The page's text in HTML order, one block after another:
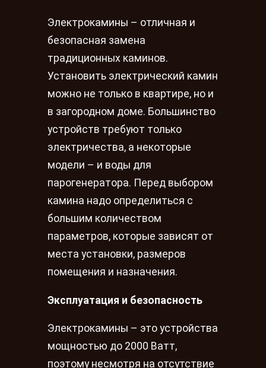
Электрокамины – отличная и
безопасная замена
традиционных каминов.
Установить электрический камин
можно не только в квартире, но и
в загородном доме. Большинство
устройств требуют только
электричества, а некоторые
модели – и воды для
парогенератора. Перед выбором
камина надо определиться с
большим количеством
параметров, которые зависят от
места установки, размеров
помещения и назначения.
Эксплуатация и безопасность
Электрокамины – это устройства
мощностью до 2000 Ватт,
поэтому несмотря на отсутствие